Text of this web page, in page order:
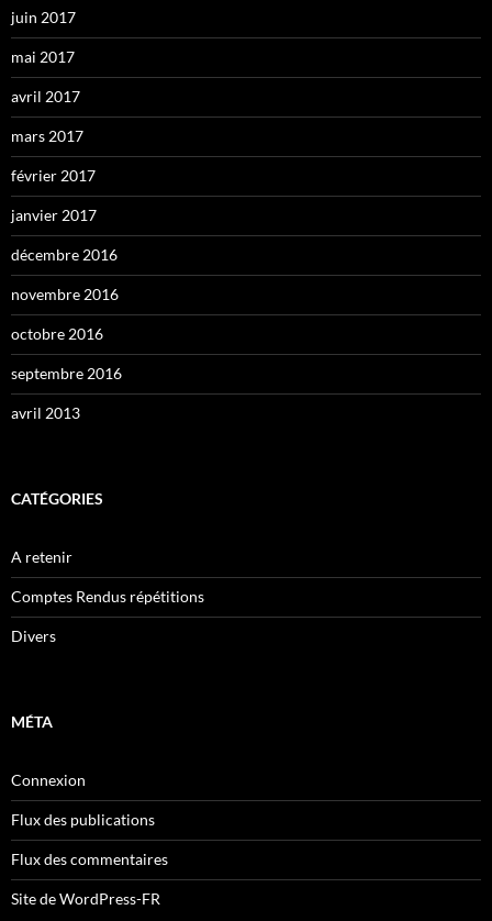
juin 2017
mai 2017
avril 2017
mars 2017
février 2017
janvier 2017
décembre 2016
novembre 2016
octobre 2016
septembre 2016
avril 2013
CATÉGORIES
A retenir
Comptes Rendus répétitions
Divers
MÉTA
Connexion
Flux des publications
Flux des commentaires
Site de WordPress-FR